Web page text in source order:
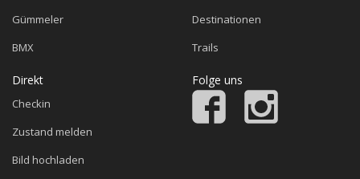
Gümmeler
BMX
Destinationen
Trails
Direkt
Checkin
Zustand melden
Bild hochladen
Folge uns